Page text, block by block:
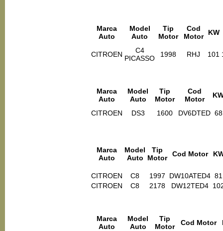
Marca
Auto
Model
Auto
Tip
Motor
Cod
Motor
KW
CITROEN
C4
PICASSO
1998 RHJ 101
Marca
Auto
Model
Auto
Tip
Motor
Cod
Motor
CITROEN DS3 1600 DV6DTED 68
Marca
Auto
Model
Auto
Tip
Motor
Cod Motor
CITROEN C8 1997 DW10ATED4 81
CITROEN
C8 2178 DW12TED4
Marca
Auto
Model
Auto
Tip
Motor
Cod Motor